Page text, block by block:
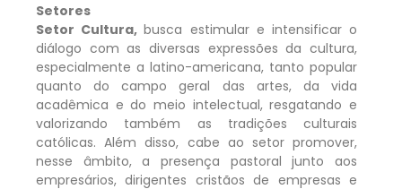
Setores
Setor Cultura,busca estimular e intensificar o
diálogo com as diversas expressões da cultura,
especialmente a latino-americana, tanto popular
quanto do campo geral das artes, da vida
acadêmica e do meio intelectual, resgatando e
valorizando também as tradições culturais
católicas. Além disso, cabe ao setor promover,
nesse âmbito, a presença pastoral junto aos
empresários, dirigentes cristãos de empresas e